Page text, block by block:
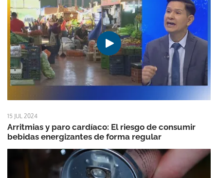
15 JUL 2024
Arritmias y paro cardíaco: El riesgo de consumir
bebidas energizantes de forma regular